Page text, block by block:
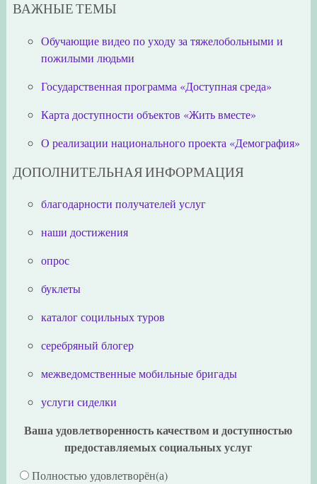
ВАЖНЫЕ ТЕМЫ
Обучающие видео по уходу за тяжелобольными и
пожилыми людьми
Государственная программа «Доступная среда»
Карта доступности объектов «Жить вместе»
О реализации национального проекта «Демография»
ДОПОЛНИТЕЛЬНАЯ ИНФОРМАЦИЯ
благодарности получателей услуг
наши достижения
опрос
буклеты
каталог социльных туров
серебряный блогер
межведомственные мобильные бригады
услуги сиделки
Ваша удовлетворенность качеством и доступностью
предоставляемых социальных услуг
Полностью удовлетворён(а)